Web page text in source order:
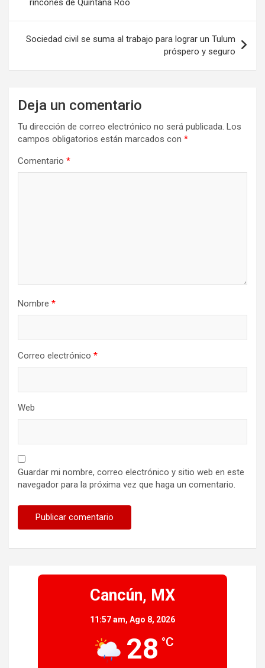
entradas
rincones de Quintana Roo
Sociedad civil se suma al trabajo para lograr un Tulum
próspero y seguro
Deja un comentario
Tu dirección de correo electrónico no será publicada. Los
campos obligatorios están marcados con *
Comentario *
Nombre *
Correo electrónico *
Web
Guardar mi nombre, correo electrónico y sitio web en este
navegador para la próxima vez que haga un comentario.
Cancún, MX
11:57 am, Ago 8, 2026
28 °C